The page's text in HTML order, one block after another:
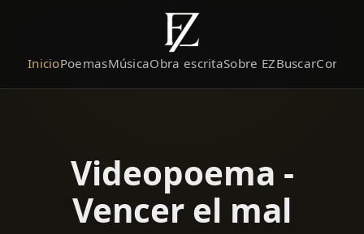
InicioPoemasMúsicaObra escritaSobre EZBuscar
Videopoema -
Vencer el mal